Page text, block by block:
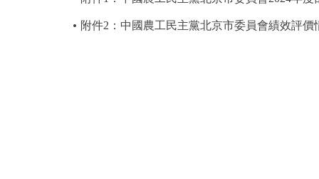
附件2：中國農工民主黨北京市委員會績效評價